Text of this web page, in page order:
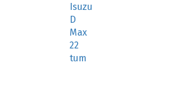
Isuzu
D
Max
22
tum